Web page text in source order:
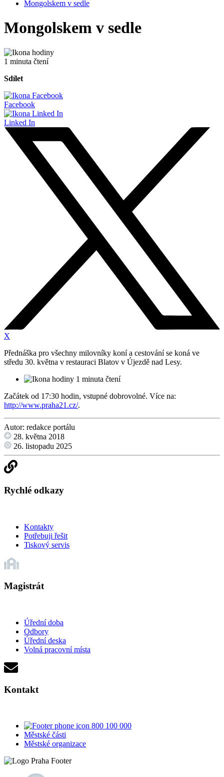
Mongolskem v sedle
Mongolskem v sedle
1 minuta čtení
Sdílet
Facebook
Linked In
X
Přednáška pro všechny milovníky koní a cestování se koná ve
středu 30. května v restauraci Blatov v Újezdě nad Lesy.
1 minuta čtení
Začátek od 17:30 hodin, vstupné dobrovolné. Více na:
http://www.praha21.cz/.
Autor: redakce portálu
28. května 2018
26. listopadu 2025
Rychlé odkazy
Kontakty
Potřebuji řešit
Tiskový servis
Magistrát
Úřední doba
Odbory
Úřední deska
Volná pracovní místa
Kontakt
800 100 000
Městské části
Městské organizace